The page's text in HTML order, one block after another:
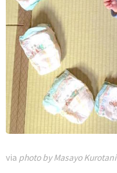
via photo by Masayo Kurotani